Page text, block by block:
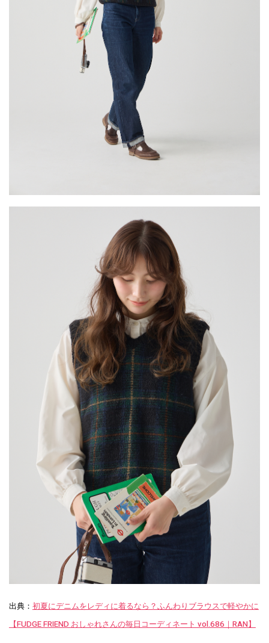
出典： 初夏にデニムをレディに着るなら？ふんわりブラウスで軽やかに
【FUDGE FRIEND おしゃれさんの毎日コーディネート vol.686｜RAN】